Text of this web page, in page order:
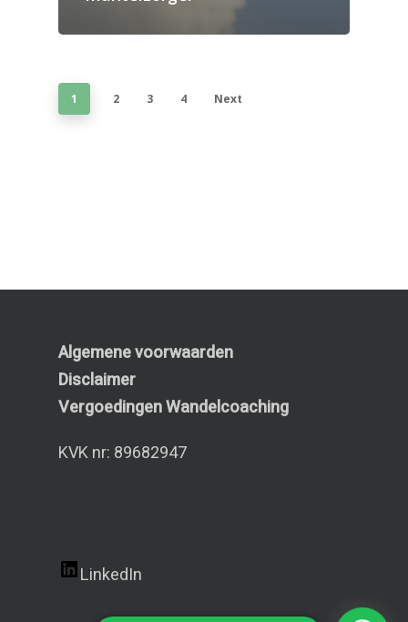
1 2 3 4 Next
Algemene voorwaarden
Disclaimer
Vergoedingen Wandelcoaching
KVK nr: 89682947
LinkedIn